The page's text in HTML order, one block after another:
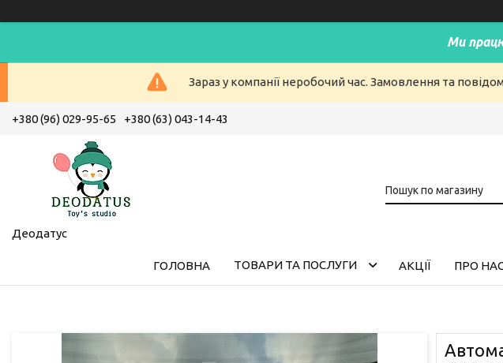
Ми
Зараз у компанії неробочий час. Замовлення та
+380 (96) 029-95-65 +380 (63) 043-14-43
Деодатус
ГОЛОВНА ТОВАРИ ТА ПОСЛУГИ АКЦІЇ ПРО